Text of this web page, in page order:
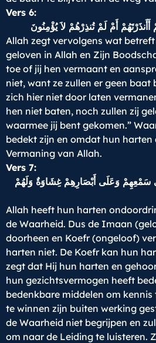
Vers 6:
أَمْ لَمْ تُنذِرْهُمْ لاَ يُؤْمِنُونَ
Allah zegt vervolgens wat
geloven in Allah en Zijn
toe of jij hen vermaant en
niet, want ze zullen er geen baat
zich hier niet door laten
hen niet baten, noch zullen zij
waarmee jij bent gekomen.”
bedekt zijn en omdat hun
Vermaning van Allah.
Vers 7:
سَمْعِهِمْ وَعَلَى أَبْصَارِهِمْ غِشَاوَةٌ وَلَهُمْ
Allah heeft hun harten
de Waarheid. Dus de Imaan
doorheen en Koefr (ongeloof)
harten niet. De Koefr kan hun
zegt dat Hij hun harten en
hun gezichtsvermogen heeft
bedenkbare middelen om kennis
te winnen zijn buiten werking
de Waarheid niet begrijpen en
om naar de Leiding te luisteren.